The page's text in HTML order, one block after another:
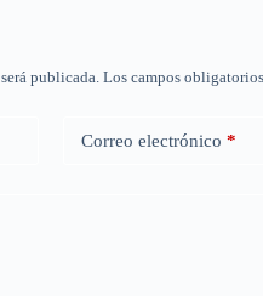
publicada. Los campos
Correo electrónico *